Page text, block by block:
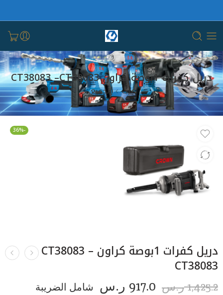
دريل كفرات 1بوصة كراون CT38083 –CT38083
بيت الجميع
-36%
دريل كفرات 1بوصة كراون CT38083 –
CT38083
1,425.2 ر.س 917.0 ر.س شامل الضريبة